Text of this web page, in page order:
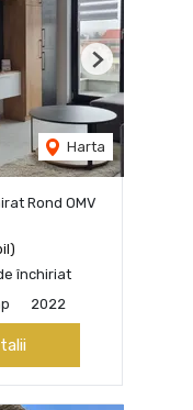
Harta
Next
Rond OMV
închiriat
2022